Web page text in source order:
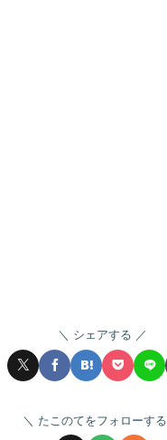
シェアする
たこのてをフォローする